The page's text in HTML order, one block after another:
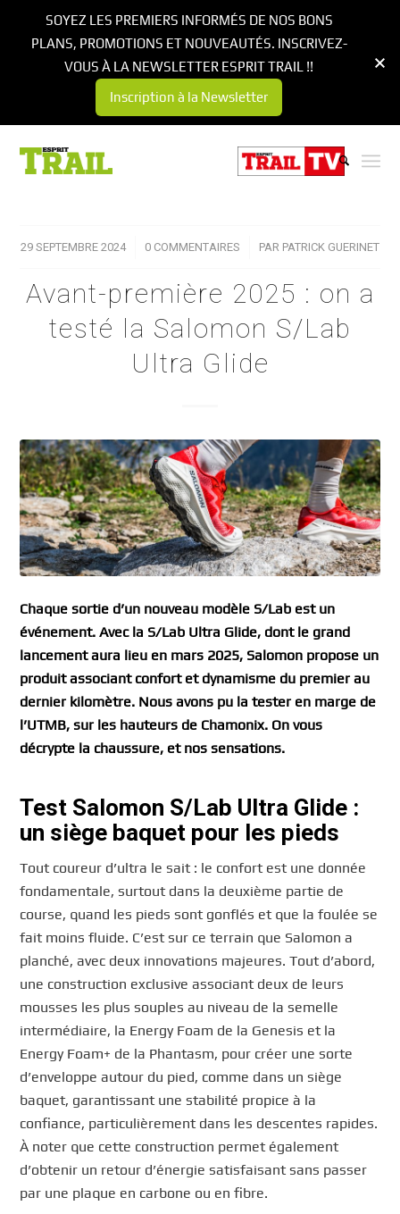
29 SEPTEMBRE 2024
/ 0 COMMENTAIRES
/ PAR PATRICK GUERINET
Avant-première 2025 : on a
testé la Salomon S/Lab
Ultra Glide
Chaque sortie d’un nouveau modèle S/Lab est un
événement. Avec la S/Lab Ultra Glide, dont le grand
lancement aura lieu en mars 2025, Salomon propose un
produit associant confort et dynamisme du premier au
dernier kilomètre. Nous avons pu la tester en marge de
l’UTMB, sur les hauteurs de Chamonix. On vous
décrypte la chaussure, et nos sensations.
Test Salomon S/Lab Ultra Glide :
un siège baquet pour les pieds
Tout coureur d’ultra le sait : le confort est une donnée
fondamentale, surtout dans la deuxième partie de
course, quand les pieds sont gonflés et que la foulée se
fait moins fluide. C’est sur ce terrain que Salomon a
planché, avec deux innovations majeures. Tout d’abord,
une construction exclusive associant deux de leurs
mousses les plus souples au niveau de la semelle
intermédiaire, la Energy Foam de la Genesis et la
Energy Foam+ de la Phantasm, pour créer une sorte
d’enveloppe autour du pied, comme dans un siège
baquet, garantissant une stabilité propice à la
confiance, particulièrement dans les descentes rapides.
À noter que cette construction permet également
d’obtenir un retour d’énergie satisfaisant sans passer
par une plaque en carbone ou en fibre.
SOYEZ LES PREMIERS INFORMÉS DE NOS BONS
PLANS, PROMOTIONS ET NOUVEAUTÉS. INSCRIVEZ-
VOUS À LA NEWSLETTER ESPRIT TRAIL !!
Inscription à la Newsletter